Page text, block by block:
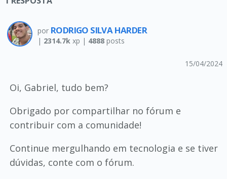
por RODRIGO SILVA HARDER
| 2314.7kxp | 4888posts
15/04/2024
Oi, Gabriel, tudo bem?
Obrigado por compartilhar no fórum e
contribuir com a comunidade!
Continue mergulhando em tecnologia e se tiver
dúvidas, conte com o fórum.